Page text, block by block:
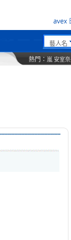
藝人名
熱門： 嵐 安室